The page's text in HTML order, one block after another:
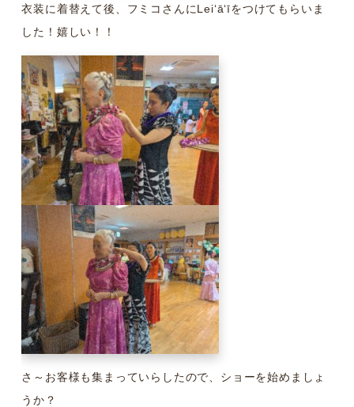
衣装に着替えて後、フミコさんにLeiʻāʻīをつけてもらいま
した！嬉しい！！
さ～お客様も集まっていらしたので、ショーを始めましょ
うか？